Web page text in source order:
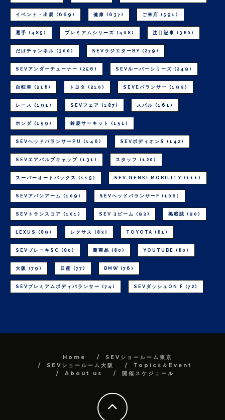
イベント・出展 (669) 健康 (637) ご来店 (591)
選手 (485) プレミアムシリーズ (408) 注目記事 (380)
だけチャンネル (300) SEVラジエターBY (279)
SEVアンダーチューナー (256) SEVルーパーシリーズ (249)
自転車 (218) トヨタ (210) SEVEバランサー (199)
レース (191) SEVフェア (187) スバル (161)
ホンダ (159) 鈴鹿サーキット (151)
SEVヘッドバランサーPU (146) SEVボディオンS (142)
SEVエアバルブキャップ (131) スタッフ (120)
スーパーオートバックス (115) SEV GENKI MOBILITY (111)
SEVアバンアーム (109) SEVヘッドバランサーF (106)
SEVトランスコア (101) SEV 3ビーム (93) 掲載誌 (90)
LEXUS (89) レクサス (83) TOYOTA (81)
SEVブレーキSC (80) 新商品 (80) YOUTUBE (80)
大阪 (79) 日産 (77) BMW (76)
SEVプレミアムボディバランサー (74) SEVダッシュON F (72)
Home
SEVショールーム東京
SEVショールーム大阪
Topics＆Event
About us
開催スケジュール